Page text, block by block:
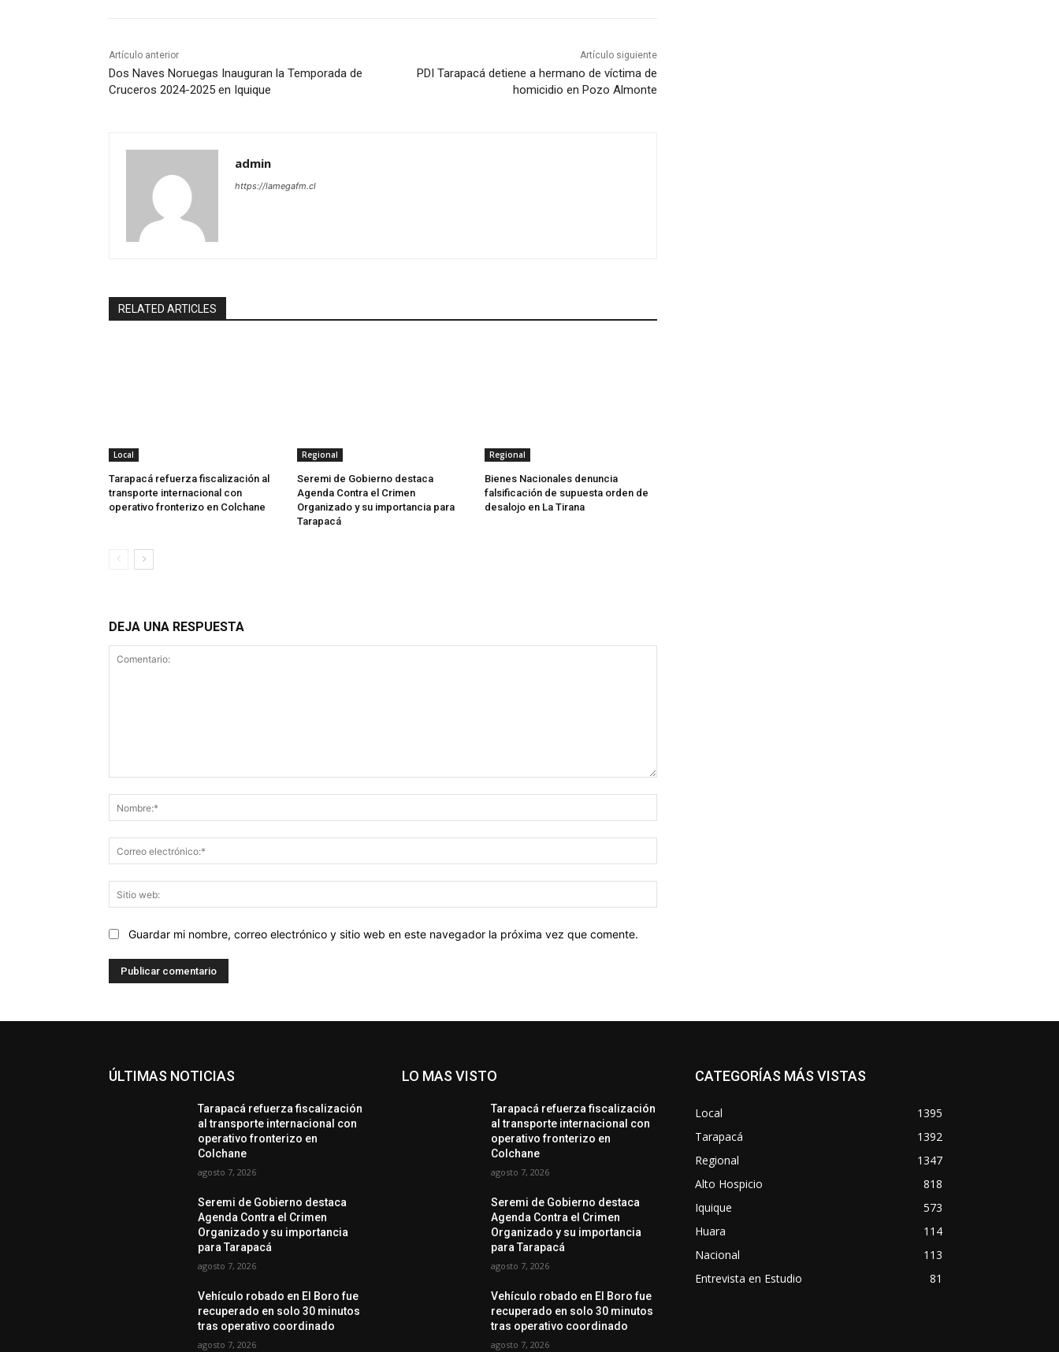
Artículo anterior
Dos Naves Noruegas Inauguran la Temporada de
Cruceros 2024-2025 en Iquique
Artículo siguiente
PDI Tarapacá detiene a hermano de víctima de
homicidio en Pozo Almonte
admin
https://lamegafm.cl
RELATED ARTICLES
Local
Tarapacá refuerza fiscalización al
transporte internacional con
operativo fronterizo en Colchane
Regional
Seremi de Gobierno destaca
Agenda Contra el Crimen
Organizado y su importancia para
Tarapacá
Regional
Bienes Nacionales denuncia
falsificación de supuesta orden de
desalojo en La Tirana
DEJA UNA RESPUESTA
electrónico:*
web:
Guardar mi nombre, correo electrónico y sitio web en este navegador la próxima vez que comente.
ÚLTIMAS NOTICIAS
Tarapacá refuerza fiscalización
al transporte internacional con
operativo fronterizo en
Colchane
agosto 7, 2026
Seremi de Gobierno destaca
Agenda Contra el Crimen
Organizado y su importancia
para Tarapacá
agosto 7, 2026
Vehículo robado en El Boro fue
recuperado en solo 30 minutos
tras operativo coordinado
agosto 7, 2026
LO MAS VISTO
Tarapacá refuerza fiscalización
al transporte internacional con
operativo fronterizo en
Colchane
agosto 7, 2026
Seremi de Gobierno destaca
Agenda Contra el Crimen
Organizado y su importancia
para Tarapacá
agosto 7, 2026
Vehículo robado en El Boro fue
recuperado en solo 30 minutos
tras operativo coordinado
agosto 7, 2026
CATEGORÍAS MÁS VISTAS
Local
1395
Tarapacá
1392
Regional
1347
Alto Hospicio
818
Iquique
573
Huara
114
Nacional
113
Entrevista en Estudio
81